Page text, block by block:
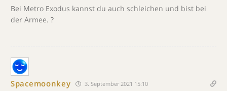
Bei Metro Exodus kannst du auch schleichen und bist bei
der Armee. ?
Spacemoonkey 3. September 2021 15:10